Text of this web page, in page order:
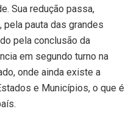
Sua redução passa,
pauta das grandes
pela conclusão da
em segundo turno na
onde ainda existe a
e Municípios, o que é